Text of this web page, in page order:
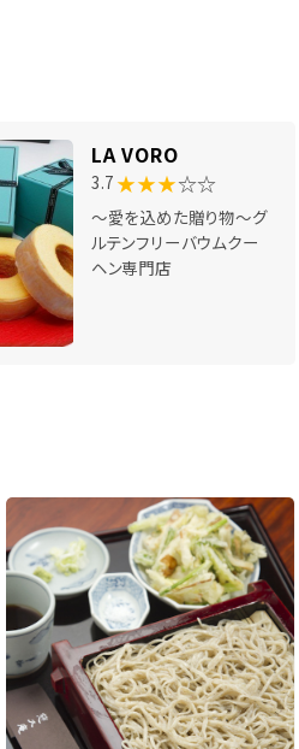
LA VORO
3.7 ★★★☆☆
～愛を込めた贈り物～グ
ルテンフリーバウムクー
ヘン専門店